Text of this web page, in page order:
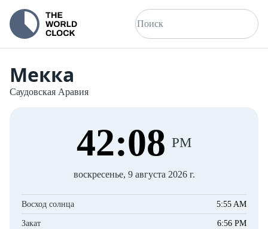
Мекка
Саудовская Аравия
42:09 PM
воскресенье, 9 августа 2026 г.
Восход солнца 5:55 AM
Закат 6:56 PM